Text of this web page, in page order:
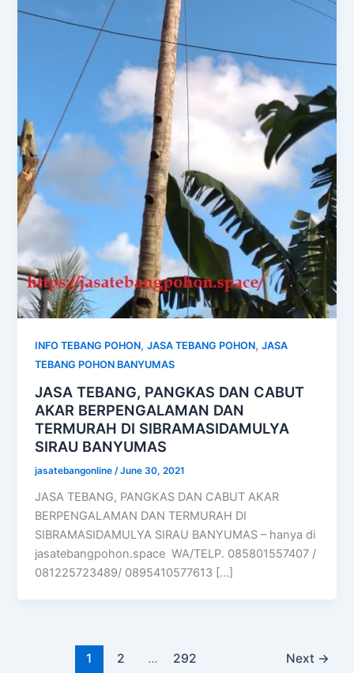
INFO TEBANG POHON,JASA TEBANG POHON,JASA
TEBANG POHON BANYUMAS
JASA TEBANG, PANGKAS DAN CABUT
AKAR BERPENGALAMAN DAN
TERMURAH DI SIBRAMASIDAMULYA
SIRAU BANYUMAS
jasatebangonline/June 30, 2021
JASA TEBANG, PANGKAS DAN CABUT AKAR
BERPENGALAMAN DAN TERMURAH DI
SIBRAMASIDAMULYA SIRAU BANYUMAS – hanya di
jasatebangpohon.space WA/TELP. 085801557407 /
081225723489/ 0895410577613 […]
1 2 … 292 Next →